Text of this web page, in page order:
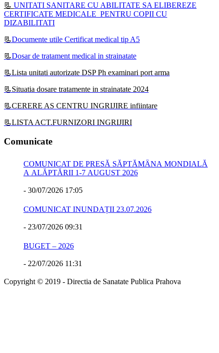
📃 UNITATI SANITARE CU ABILITATE SA ELIBEREZE
CERTIFICATE MEDICALE PENTRU COPII CU
DIZABILITATI
📃Documente utile Certificat medical tip A5
📃Dosar de tratament medical in strainatate
📃Lista unitati autorizate DSP Ph examinari port arma
📃Situatia dosare tratamente in strainatate 2024
📃CERERE AS CENTRU INGRIJIRE infiintare
📃LISTA ACT.FURNIZORI INGRIJIRI
Comunicate
COMUNICAT DE PRESĂ SĂPTĂMÂNA MONDIALĂ
A ALĂPTĂRII 1-7 AUGUST 2026
- 30/07/2026 17:05
COMUNICAT INUNDAȚII 23.07.2026
- 23/07/2026 09:31
BUGET – 2026
- 22/07/2026 11:31
Copyright © 2019 - Directia de Sanatate Publica Prahova